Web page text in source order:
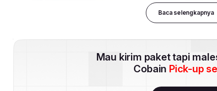
Baca selengkapnya
Mau kirim paket tapi
Cobain Pick-up